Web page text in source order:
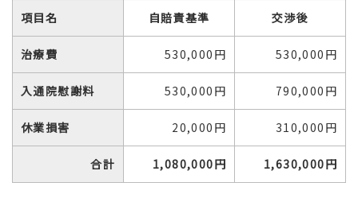
項目名 自賠責基準 交渉後
治療費 530,000円 530,000円
入通院慰謝料 530,000円 790,000円
休業損害 20,000円 310,000円
合計 1,080,000円 1,630,000円